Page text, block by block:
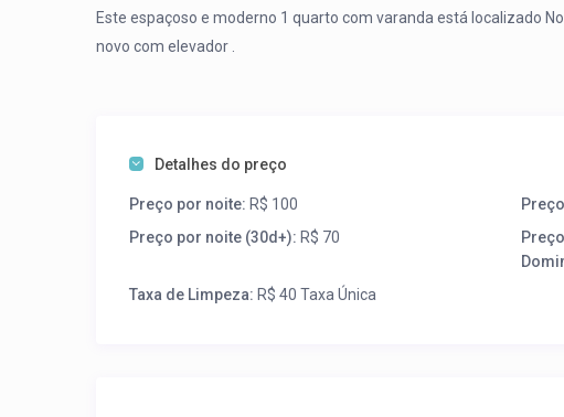
Este espaçoso e moderno 1 quarto com varanda está localizado
novo com elevador .
Detalhes do preço
Preço por noite: R$ 100
Preço por noite (30d+): R$ 70
Taxa de Limpeza: R$ 40 Taxa Única